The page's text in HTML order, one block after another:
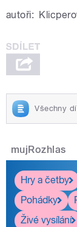
autoři:
Všechny
mujRozhlas
Hry a četby
Pohádky
Živé vysílání